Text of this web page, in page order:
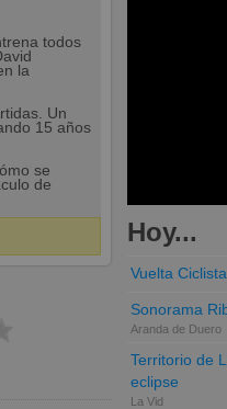
todos
la
Un
15 años
se
de
Hoy...
Vuelta
Sonorama
Aranda de Duero
Territorio de
eclipse
La Vid